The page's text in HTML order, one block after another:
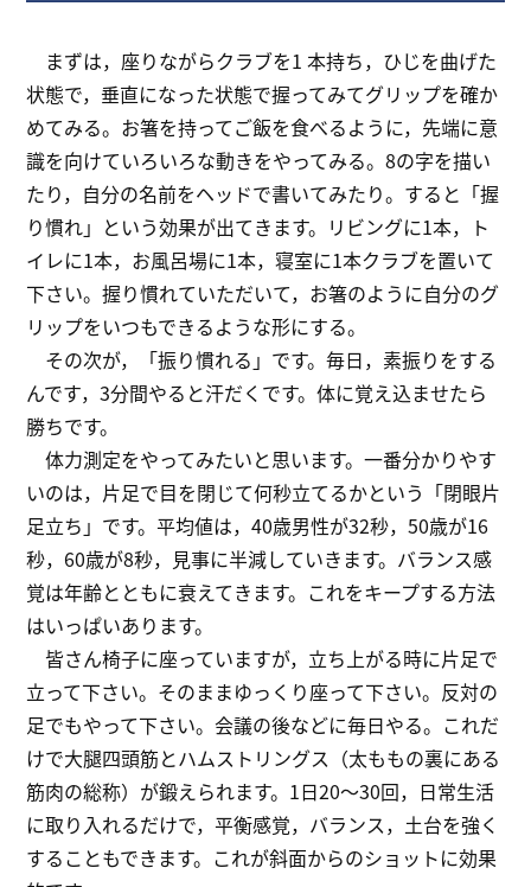
まずは，座りながらクラブを1 本持ち，ひじを曲げた
状態で，垂直になった状態で握ってみてグリップを確か
めてみる。お箸を持ってご飯を食べるように，先端に意
識を向けていろいろな動きをやってみる。8の字を描い
たり，自分の名前をヘッドで書いてみたり。すると「握
り慣れ」という効果が出てきます。リビングに1本，ト
イレに1本，お風呂場に1本，寝室に1本クラブを置いて
下さい。握り慣れていただいて，お箸のように自分のグ
リップをいつもできるような形にする。
その次が，「振り慣れる」です。毎日，素振りをする
んです，3分間やると汗だくです。体に覚え込ませたら
勝ちです。
体力測定をやってみたいと思います。一番分かりやす
いのは，片足で目を閉じて何秒立てるかという「閉眼片
足立ち」です。平均値は，40歳男性が32秒，50歳が16
秒，60歳が8秒，見事に半減していきます。バランス感
覚は年齢とともに衰えてきます。これをキープする方法
はいっぱいあります。
皆さん椅子に座っていますが，立ち上がる時に片足で
立って下さい。そのままゆっくり座って下さい。反対の
足でもやって下さい。会議の後などに毎日やる。これだ
けで大腿四頭筋とハムストリングス（太ももの裏にある
筋肉の総称）が鍛えられます。1日20～30回，日常生活
に取り入れるだけで，平衡感覚，バランス，土台を強く
することもできます。これが斜面からのショットに効果